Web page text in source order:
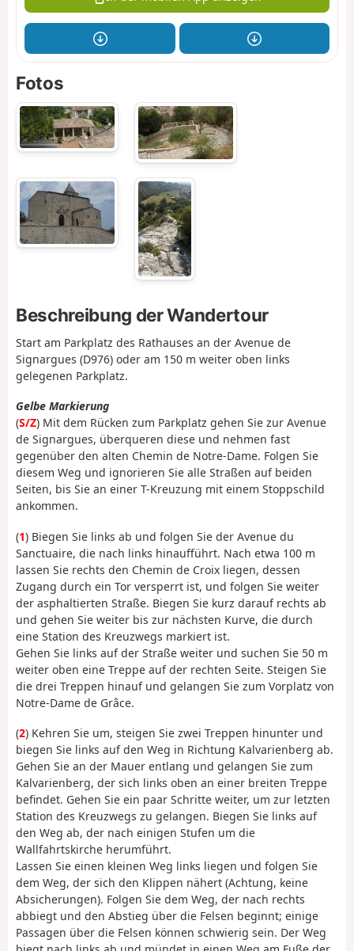
Fotos
Beschreibung der Wandertour
Start am Parkplatz des Rathauses an der Avenue de
Signargues (D976) oder am 150 m weiter oben links
gelegenen Parkplatz.
Gelbe Markierung
(S/Z) Mit dem Rücken zum Parkplatz gehen Sie zur Avenue
de Signargues, überqueren diese und nehmen fast
gegenüber den alten Chemin de Notre-Dame. Folgen Sie
diesem Weg und ignorieren Sie alle Straßen auf beiden
Seiten, bis Sie an einer T-Kreuzung mit einem Stoppschild
ankommen.
(1) Biegen Sie links ab und folgen Sie der Avenue du
Sanctuaire, die nach links hinaufführt. Nach etwa 100 m
lassen Sie rechts den Chemin de Croix liegen, dessen
Zugang durch ein Tor versperrt ist, und folgen Sie weiter
der asphaltierten Straße. Biegen Sie kurz darauf rechts ab
und gehen Sie weiter bis zur nächsten Kurve, die durch
eine Station des Kreuzwegs markiert ist.
Gehen Sie links auf der Straße weiter und suchen Sie 50 m
weiter oben eine Treppe auf der rechten Seite. Steigen Sie
die drei Treppen hinauf und gelangen Sie zum Vorplatz von
Notre-Dame de Grâce.
(2) Kehren Sie um, steigen Sie zwei Treppen hinunter und
biegen Sie links auf den Weg in Richtung Kalvarienberg ab.
Gehen Sie an der Mauer entlang und gelangen Sie zum
Kalvarienberg, der sich links oben an einer breiten Treppe
befindet. Gehen Sie ein paar Schritte weiter, um zur letzten
Station des Kreuzwegs zu gelangen. Biegen Sie links auf
den Weg ab, der nach einigen Stufen um die
Wallfahrtskirche herumführt.
Lassen Sie einen kleinen Weg links liegen und folgen Sie
dem Weg, der sich den Klippen nähert (Achtung, keine
Absicherungen). Folgen Sie dem Weg, der nach rechts
abbiegt und den Abstieg über die Felsen beginnt; einige
Passagen über die Felsen können schwierig sein. Der Weg